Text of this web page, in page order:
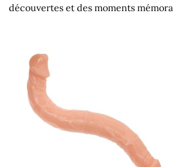
découvertes et des moments